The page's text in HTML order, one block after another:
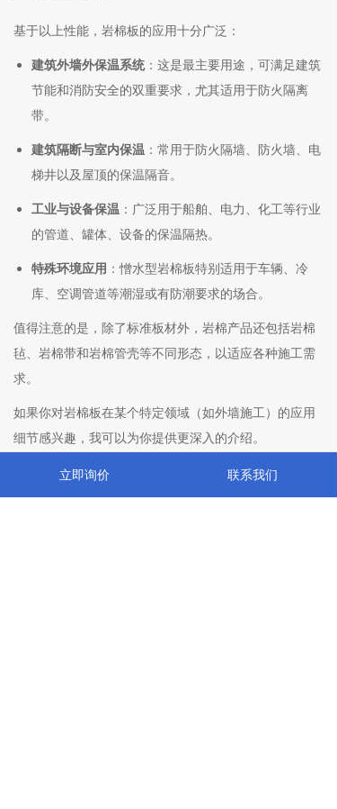
立即询价 联系我们
基于以上性能，岩棉板的应用十分广泛：
建筑外墙外保温系统：这是最主要用途，可满足建筑
节能和消防安全的双重要求，尤其适用于防火隔离
带。
建筑隔断与室内保温 ：常用于防火隔墙、防火墙、电
梯井以及屋顶的保温隔音。
工业与设备保温 ：广泛用于船舶、电力、化工等行业
的管道、罐体、设备的保温隔热。
特殊环境应用 ：憎水型岩棉板特别适用于车辆、冷
库、空调管道等潮湿或有防潮要求的场合。
值得注意的是，除了标准板材外，岩棉产品还包括岩棉
毡、岩棉带和岩棉管壳等不同形态，以适应各种施工需
求。
如果你对岩棉板在某个特定领域（如外墙施工）的应用
细节感兴趣，我可以为你提供更深入的介绍。
关于我们 产品中心 一键拨打